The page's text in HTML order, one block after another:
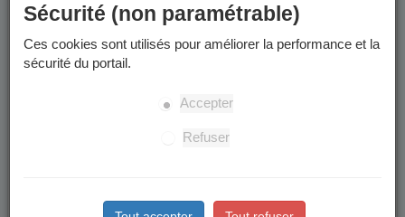
factures peuvent être réglées :
Pour les factures émises avant le 1er juin 2026 : en
ligne (par PAYFIP),
carte bancaire ou par prélèvement unitaire.
Sécurité (non paramétrable)
Ces cookies sont utilisés pour améliorer la performance et la
sécurité du portail.
Accepter
Refuser